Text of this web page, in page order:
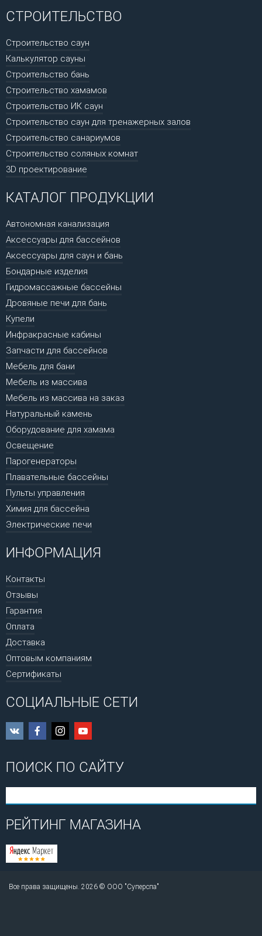
СТРОИТЕЛЬСТВО
Строительство саун
Калькулятор сауны
Строительство бань
Строительство хамамов
Строительство ИК саун
Строительство саун для тренажерных залов
Строительство санариумов
Строительство соляных комнат
3D проектирование
КАТАЛОГ ПРОДУКЦИИ
Автономная канализация
Аксессуары для бассейнов
Аксессуары для саун и бань
Бондарные изделия
Гидромассажные бассейны
Дровяные печи для бань
Купели
Инфракрасные кабины
Запчасти для бассейнов
Мебель для бани
Мебель из массива
Мебель из массива на заказ
Натуральный камень
Оборудование для хамама
Освещение
Парогенераторы
Плавательные бассейны
Пульты управления
Химия для бассейна
Электрические печи
ИНФОРМАЦИЯ
Контакты
Отзывы
Гарантия
Оплата
Доставка
Оптовым компаниям
Сертификаты
СОЦИАЛЬНЫЕ СЕТИ
ПОИСК ПО САЙТУ
РЕЙТИНГ МАГАЗИНА
Все права защищены. 2026 © ООО "Суперспа"